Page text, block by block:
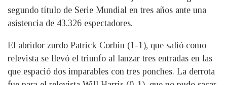
segundo título de Serie Mundial en tres años ante una
asistencia de 43.326 espectadores.
El abridor zurdo Patrick Corbin (1-1), que salió como
relevista se llevó el triunfo al lanzar tres entradas en las
que espació dos imparables con tres ponches. La derrota